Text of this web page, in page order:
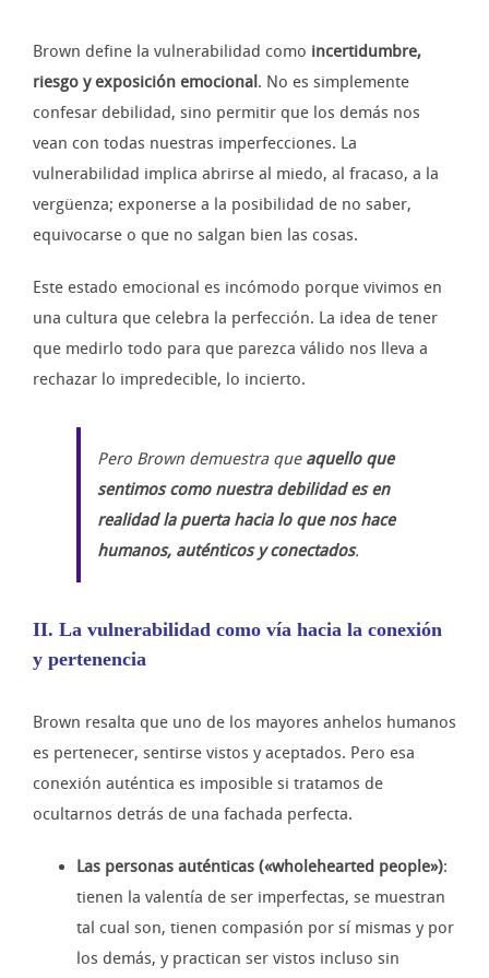
Brown define la vulnerabilidad como incertidumbre,
riesgo y exposición emocional . No es simplemente
confesar debilidad, sino permitir que los demás nos
vean con todas nuestras imperfecciones. La
vulnerabilidad implica abrirse al miedo, al fracaso, a la
vergüenza; exponerse a la posibilidad de no saber,
equivocarse o que no salgan bien las cosas.
Este estado emocional es incómodo porque vivimos en
una cultura que celebra la perfección. La idea de tener
que medirlo todo para que parezca válido nos lleva a
rechazar lo impredecible, lo incierto.
Pero Brown demuestra que aquello que
sentimos como nuestra debilidad es en
realidad la puerta hacia lo que nos hace
humanos, auténticos y conectados.
II. La vulnerabilidad como vía hacia la conexión
y pertenencia
Brown resalta que uno de los mayores anhelos humanos
es pertenecer, sentirse vistos y aceptados. Pero esa
conexión auténtica es imposible si tratamos de
ocultarnos detrás de una fachada perfecta.
Las personas auténticas («wholehearted people»):
tienen la valentía de ser imperfectas, se muestran
tal cual son, tienen compasión por sí mismas y por
los demás, y practican ser vistos incluso sin